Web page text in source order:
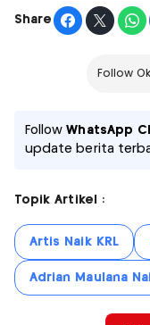
Share
Follow
FollowWhatsApp
update berita
Topik Artikel :
Artis Naik KRL
Adrian Maulana